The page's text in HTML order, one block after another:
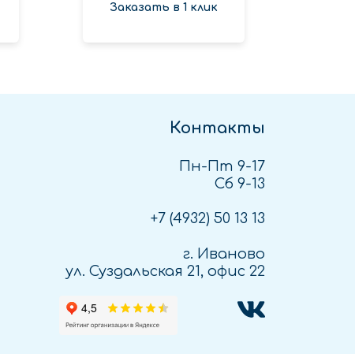
Заказать в 1 клик
Контакты
Пн-Пт 9-17
Сб 9-13
+7 (4932) 50 13 13
г. Иваново
ул. Суздальская 21, офис 22